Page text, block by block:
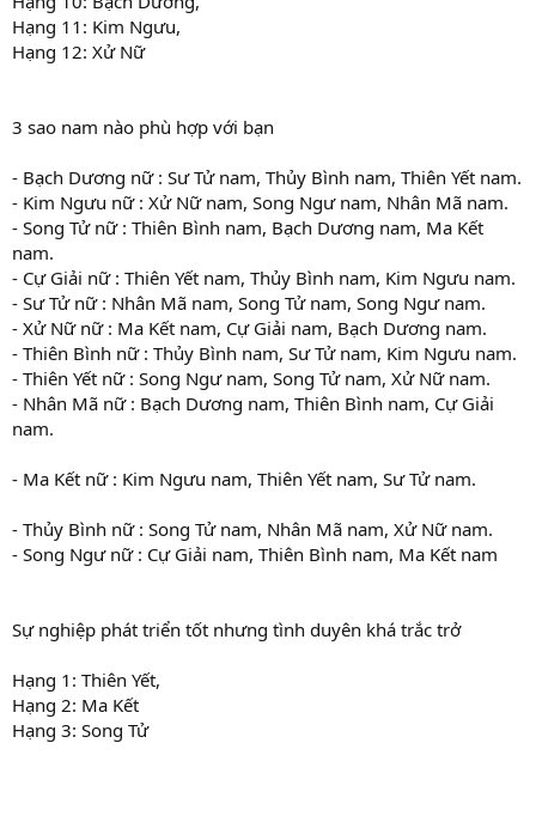
Hạng 11: Kim Ngưu,
Hạng 12: Xử Nữ
3 sao nam nào phù hợp với bạn
- Bạch Dương nữ : Sư Tử nam, Thủy Bình nam, Thiên Yết nam.
- Kim Ngưu nữ : Xử Nữ nam, Song Ngư nam, Nhân Mã nam.
- Song Tử nữ : Thiên Bình nam, Bạch Dương nam, Ma Kết
nam.
- Cự Giải nữ : Thiên Yết nam, Thủy Bình nam, Kim Ngưu nam.
- Sư Tử nữ : Nhân Mã nam, Song Tử nam, Song Ngư nam.
- Xử Nữ nữ : Ma Kết nam, Cự Giải nam, Bạch Dương nam.
- Thiên Bình nữ : Thủy Bình nam, Sư Tử nam, Kim Ngưu nam.
- Thiên Yết nữ : Song Ngư nam, Song Tử nam, Xử Nữ nam.
- Nhân Mã nữ : Bạch Dương nam, Thiên Bình nam, Cự Giải
nam.
- Ma Kết nữ : Kim Ngưu nam, Thiên Yết nam, Sư Tử nam.
- Thủy Bình nữ : Song Tử nam, Nhân Mã nam, Xử Nữ nam.
- Song Ngư nữ : Cự Giải nam, Thiên Bình nam, Ma Kết nam
Sự nghiệp phát triển tốt nhưng tình duyên khá trắc trở
Hạng 1: Thiên Yết,
Hạng 2: Ma Kết
Hạng 3: Song Tử